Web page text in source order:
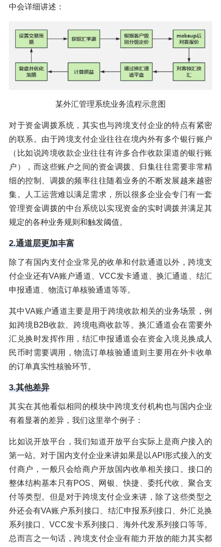
中会详细讲述：
某外汇管理系统业务流程示意图
对于资金调拨系统，其实也与跨境支付企业的特点有紧密
的联系。由于跨境支付企业往往在境内外有多个银行账户
（比如说跨境收款企业往往有许多合作收款渠道的银行账
户），而这些账户之间的资金调拨、归集往往需要非常精
细的控制、调拨的频率往往随着业务的不断发展越来越密
集。人工运营难以满足需求，所以很多企业会专门有一套
管理资金调拨的中台系统以实现资金的实时调拨并满足其
规定的各种业务规则和触发阈值。
2.通道层更加丰富
除了有国内支付企业常见的收单和付款通道以外，跨境支
付企业还有VA账户通道、VCC发卡通道、换汇通道、结汇
申报通道、物流订单核验通道等等。
其中VA账户通道主要是用于跨境收款相关的业务场景，例
如跨境B2B收款、跨境电商收款等。换汇通道会在需要外
汇兑换时发挥作用，结汇申报通道会在资金入境兑换成人
民币时需要调用，物流订单核验通道则主要用在外卡收单
的订单真实性核验环节。
3.其他差异
其实在其他看似相同的模块中跨境支付机构也与国内企业
有着显著的差异，我们这里举个例子：
比如说开放平台，我们知道开放平台实际上是商户接入的
第一站。对于国内支付企业来讲如果是以API形式接入的支
付商户，一般只会给商户开放国内收单相关接口。接口的
整体结构基本只有POS、网银、快捷、委托代收、聚合支
付等类型。但是对于跨境支付企业来讲，除了这些类型之
外还会有VA账户系列接口、结汇申报系列接口、外汇兑换
系列接口、VCC发卡系列接口、海外代发系列接口等等。
总而言之一句话，跨境支付企业有能力开放的能力其实都